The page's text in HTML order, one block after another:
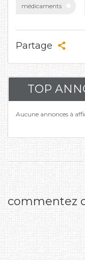
médicaments
Partage
TOP
Aucune annonces à
commentez